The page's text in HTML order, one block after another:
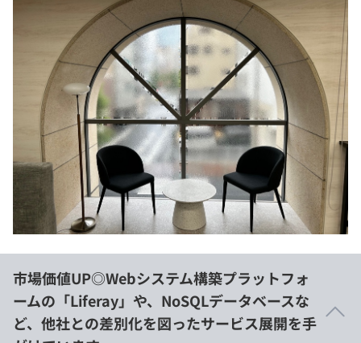
市場価値UP◎Webシステム構築プラットフォ
ームの「Liferay」や、NoSQLデータベースな
ど、他社との差別化を図ったサービス展開を手